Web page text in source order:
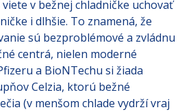
v bežnej chladničke uchovať
i dlhšie. To znamená, že
sú bezproblémové a zvládnu
centrá, nielen moderné
a BioNTechu si žiada
Celzia, ktorú bežné
(v menšom chlade vydrží vraj